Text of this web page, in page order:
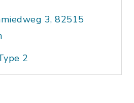
3, 82515
2